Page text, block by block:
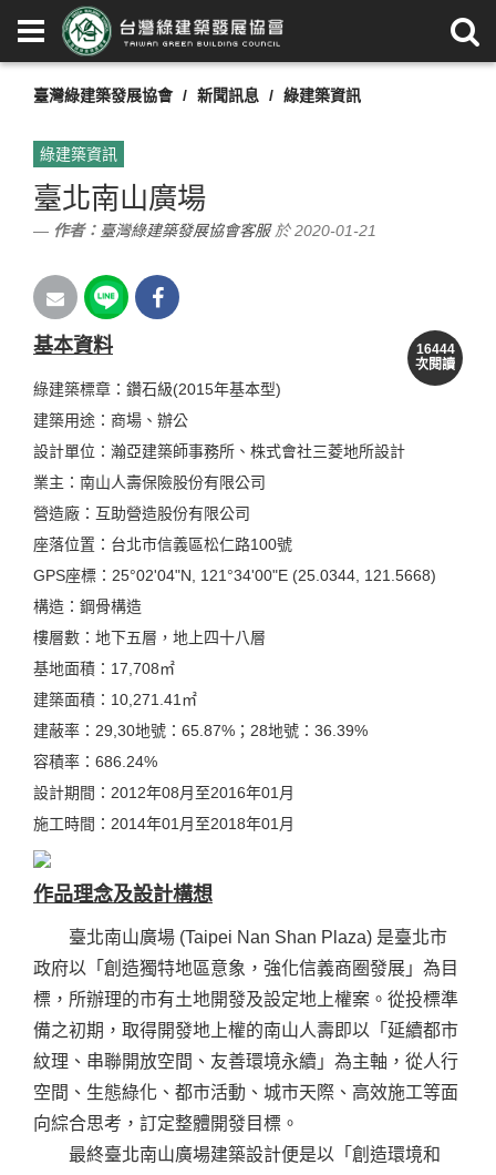
臺灣綠建築發展協會 新聞訊息 綠建築資訊
綠建築資訊
臺北南山廣場
作者： 臺灣綠建築發展協會客服於 2020-01-21
16444
次閱讀
基本資料
綠建築標章：鑽石級(2015年基本型)
建築用途：商場、辦公
設計單位：瀚亞建築師事務所、株式會社三菱地所設計
業主：南山人壽保險股份有限公司
營造廠：互助營造股份有限公司
座落位置：台北市信義區松仁路100號
GPS座標：25°02'04"N, 121°34'00"E (25.0344, 121.5668)
構造：鋼骨構造
樓層數：地下五層，地上四十八層
基地面積：17,708㎡
建築面積：10,271.41㎡
建蔽率：29,30地號：65.87%；28地號：36.39%
容積率：686.24%
設計期間：2012年08月至2016年01月
施工時間：2014年01月至2018年01月
作品理念及設計構想
臺北南山廣場 (Taipei Nan Shan Plaza) 是臺北市
政府以「創造獨特地區意象，強化信義商圈發展」為目
標，所辦理的市有土地開發及設定地上權案。從投標準
備之初期，取得開發地上權的南山人壽即以「延續都市
紋理、串聯開放空間、友善環境永續」為主軸，從人行
空間、生態綠化、都市活動、城市天際、高效施工等面
向綜合思考，訂定整體開發目標。
最終臺北南山廣場建築設計便是以「創造環境和